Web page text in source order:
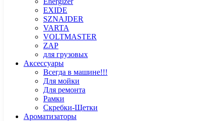
EXIDE
SZNAJDER
VARTA
VOLTMASTER
ZAP
для грузовых
Аксессуары
Всегда в машине!!!
Для мойки
Для ремонта
Рамки
Скребки-Щетки
Ароматизаторы